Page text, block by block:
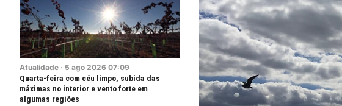
Atualidade · 5 ago 2026 07:09
Quarta-feira com céu limpo, subida das
máximas no interior e vento forte em
algumas regiões